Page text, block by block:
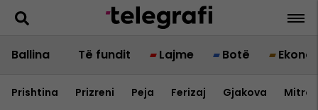
Ballina Të fundit Lajme Botë
Prishtina Prizreni Peja Ferizaj Gjakova